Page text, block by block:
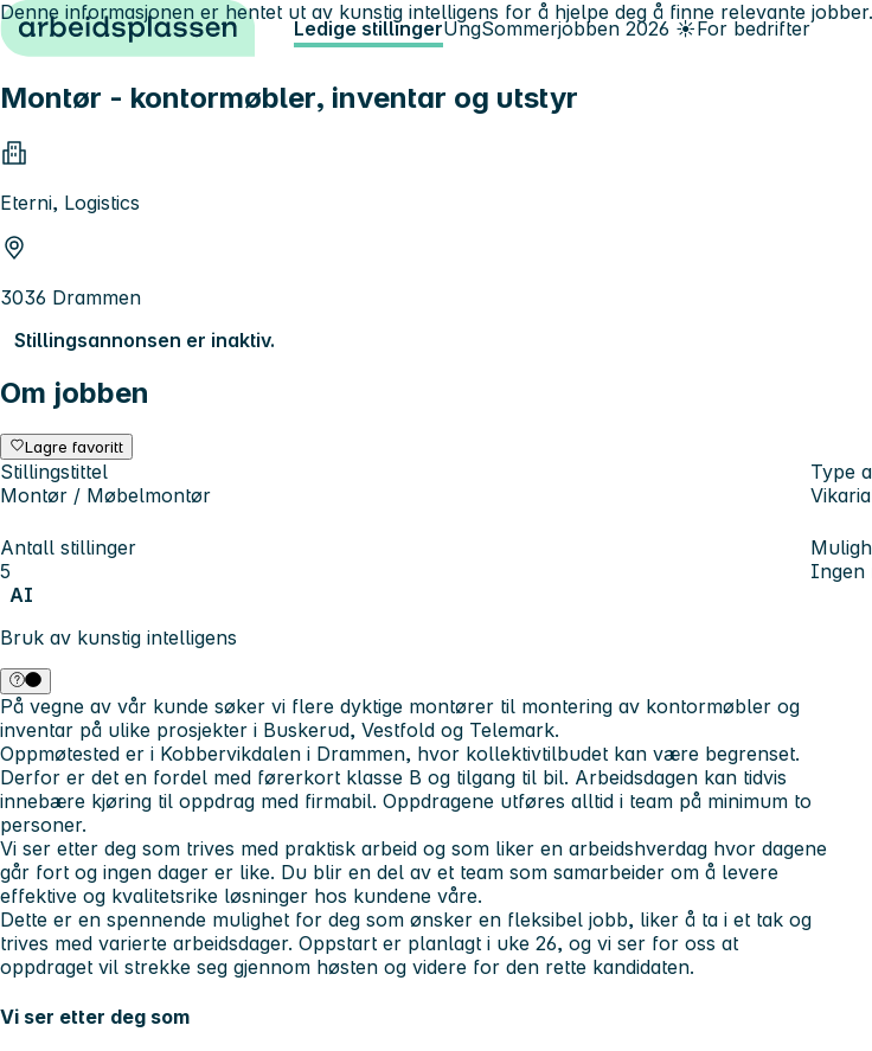
Hopp til innhold Ledige stillingerUngSommerjobben 2026 ☀️For bedrifter
Montør - kontormøbler, inventar og utstyr
Eterni, Logistics
3036 Drammen
Stillingsannonsen er inaktiv.
Om jobben
Lagre favoritt
Stillingstittel
Montør / Møbelmontør
Type
Antall stillinger
5
Ingen
AI
Bruk av kunstig intelligens
Denne informasjonen er hentet ut av kunstig intelligens for å hjelpe deg å finne relevante
På vegne av vår kunde søker vi flere dyktige montører til montering av kontormøbler og
inventar på ulike prosjekter i Buskerud, Vestfold og Telemark.
Oppmøtested er i Kobbervikdalen i Drammen, hvor kollektivtilbudet kan være begrenset.
Derfor er det en fordel med førerkort klasse B og tilgang til bil. Arbeidsdagen kan tidvis
innebære kjøring til oppdrag med firmabil. Oppdragene utføres alltid i team på minimum to
personer.
Vi ser etter deg som trives med praktisk arbeid og som liker en arbeidshverdag hvor dagene
går fort og ingen dager er like. Du blir en del av et team som samarbeider om å levere
effektive og kvalitetsrike løsninger hos kundene våre.
Dette er en spennende mulighet for deg som ønsker en fleksibel jobb, liker å ta i et tak og
trives med varierte arbeidsdager. Oppstart er planlagt i uke 26, og vi ser for oss at
oppdraget vil strekke seg gjennom høsten og videre for den rette kandidaten.
Vi ser etter deg som